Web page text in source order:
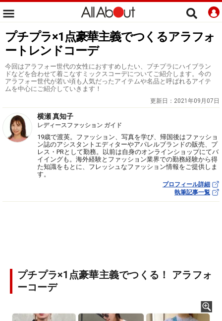
プチプラ×1点豪華主義でつくるアラフォ
ートレンドコーデ
今回はアラフォー世代の女性におすすめしたい、プチプラにハイブラン
ドなどを合わせて着こなすミックスコーデについてご紹介します。今の
アラフォー世代が若い頃も人気だったアイテムや名品と呼ばれるアイテ
ムを中心にご紹介していきます！
更新日： 2021年09月07日
横瀬 真知子
レディースファッション ガイド
19歳で渡英。ファッション、写真を学び、帰国後はファッショ
ン誌のアシスタントエディターやアパレルブランドの販売、プ
レス・PRとして勤務。以前は自身のオンラインショップにてバ
イイングも。海外経験とファッション業界での勤務経験から得
た知識をもとに、フレッシュなファッション情報をご提供しま
す。
プロフィール詳細
執筆記事一覧
プチプラ×1点豪華主義でつくる！ アラフォ
ーコーデ